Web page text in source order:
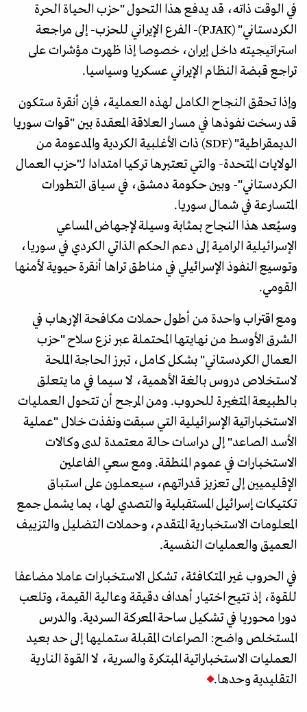
في الوقت ذاته، قد يدفع هذا التحول "حزب الحياة الحرة
الكردستاني" (PJAK)- الفرع الإيراني للحزب- إلى مراجعة
استراتيجيته داخل إيران، خصوصا إذا ظهرت مؤشرات على
تراجع قبضة النظام الإيراني عسكريا وسياسيا.
وإذا تحقق النجاح الكامل لهذه العملية، فإن أنقرة ستكون
قد رسخت نفوذها في مسار العلاقة المعقدة بين "قوات سوريا
الديمقراطية" (SDF) ذات الأغلبية الكردية والمدعومة من
الولايات المتحدة- والتي تعتبرها تركيا امتدادا لـ"حزب العمال
الكردستاني"- وبين حكومة دمشق، في سياق التطورات
المتسارعة في شمال سوريا.
وسيُعد هذا النجاح بمثابة وسيلة لإجهاض المساعي
الإسرائيلية الرامية إلى دعم الحكم الذاتي الكردي في سوريا،
وتوسيع النفوذ الإسرائيلي في مناطق تراها أنقرة حيوية لأمنها
القومي.
ومع اقتراب واحدة من أطول حملات مكافحة الإرهاب في
الشرق الأوسط من نهايتها المحتملة عبر نزع سلاح "حزب
العمال الكردستاني" بشكل كامل، تبرز الحاجة الملحة
لاستخلاص دروس بالغة الأهمية، لا سيما في ما يتعلق
بالطبيعة المتغيرة للحروب. ومن المرجح أن تتحول العمليات
الاستخباراتية الإسرائيلية التي سبقت ونفذت خلال "عملية
الأسد الصاعد" إلى دراسات حالة معتمدة لدى وكالات
الاستخبارات في عموم المنطقة. ومع سعي الفاعلين
الإقليميين إلى تعزيز قدراتهم، سيعملون على استباق
تكتيكات إسرائيل المستقبلية والتصدي لها، بما يشمل جمع
المعلومات الاستخبارية المتقدم، وحملات التضليل والتزييف
العميق والعمليات النفسية.
في الحروب غير المتكافئة، تشكل الاستخبارات عاملا مضاعفا
للقوة، إذ تتيح اختيار أهداف دقيقة وعالية القيمة، وتلعب
دورا محوريا في تشكيل ساحة المعركة السردية. والدرس
المستخلص واضح: الصراعات المقبلة ستمليها إلى حد بعيد
العمليات الاستخباراتية المبتكرة والسرية، لا القوة النارية
التقليدية وحدها.